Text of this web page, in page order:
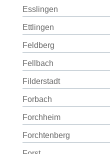
Esslingen
Ettlingen
Feldberg
Fellbach
Filderstadt
Forbach
Forchheim
Forchtenberg